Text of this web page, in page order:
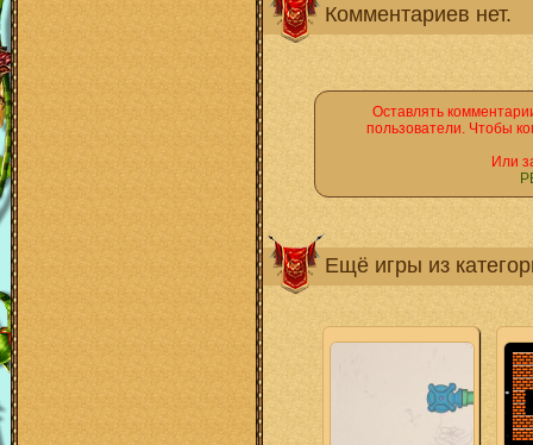
Комментариев нет.
Оставлять
пользователи. Чтобы
Или
Ещё игры из